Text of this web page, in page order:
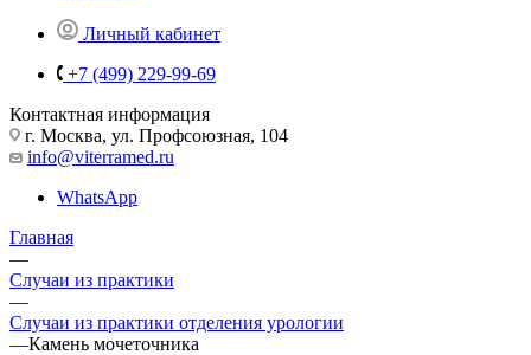
Личный кабинет
+7 (499) 229-99-69
Контактная информация
г. Москва, ул. Профсоюзная, 104
info@viterramed.ru
WhatsApp
Главная
—
Случаи из практики
—
Случаи из практики отделения урологии
—Камень мочеточника